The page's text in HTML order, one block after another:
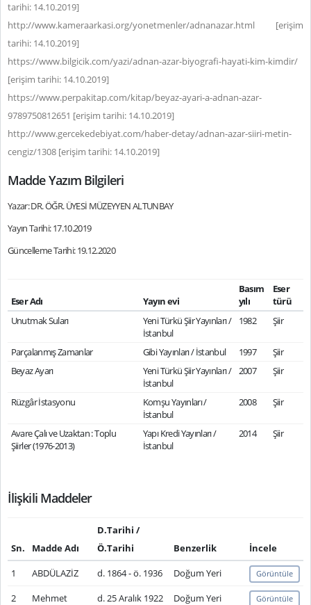
tarihi: 14.10.2019]
http://www.kameraarkasi.org/yonetmenler/adnanazar.html [erişim
tarihi: 14.10.2019]
https://www.bilgicik.com/yazi/adnan-azar-biyografi-hayati-kim-kimdir/
[erişim tarihi: 14.10.2019]
https://www.perpakitap.com/kitap/beyaz-ayari-a-adnan-azar-
9789750812651 [erişim tarihi: 14.10.2019]
http://www.gercekedebiyat.com/haber-detay/adnan-azar-siiri-metin-
cengiz/1308 [erişim tarihi: 14.10.2019]
Madde Yazım Bilgileri
Yazar: DR. ÖĞR. ÜYESİ MÜZEYYEN ALTUNBAY
Yayın Tarihi: 17.10.2019
Güncelleme Tarihi: 19.12.2020
Eser Adı Yayın evi
Basım
yılı
Eser
türü
Unutmak Suları
Yeni Türkü Şiir Yayınları /
İstanbul
1982 Şiir
Parçalanmış Zamanlar Gibi Yayınları / İstanbul 1997
Şiir
Beyaz Ayarı
Yeni Türkü Şiir Yayınları /
İstanbul
2007 Şiir
Rüzgâr İstasyonu
Komşu Yayınları /
İstanbul
2008 Şiir
Avare Çalı ve Uzaktan : Toplu
Şiirler (1976-2013)
Yapı Kredi Yayınları /
İstanbul
2014 Şiir
İlişkili Maddeler
Sn. Madde Adı
D.Tarihi /
Ö.Tarihi
Benzerlik
İncele
1
ABDÜLAZİZ d. 1864 - ö. 1936 Doğum Yeri Görüntüle
2
Mehmet
d. 25 Aralık 1922
Doğum Yeri Görüntüle